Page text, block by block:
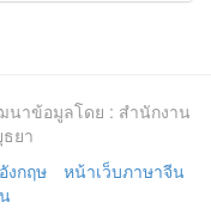
นาข้อมูลโดย : สำนักงาน
ยา
งกฤษ
หน้าเว็บภาษาจีน